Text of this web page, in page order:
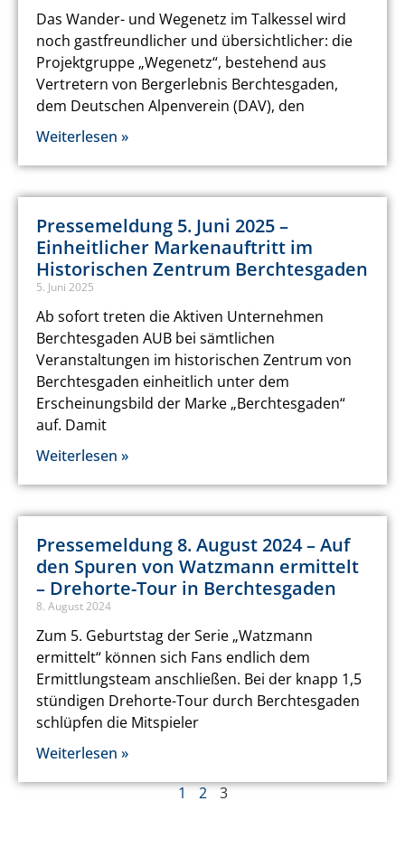
Das Wander- und Wegenetz im Talkessel wird
noch gastfreundlicher und übersichtlicher: die
Projektgruppe „Wegenetz“, bestehend aus
Vertretern von Bergerlebnis Berchtesgaden,
dem Deutschen Alpenverein (DAV), den
Weiterlesen »
Pressemeldung 5. Juni 2025 –
Einheitlicher Markenauftritt im
Historischen Zentrum Berchtesgaden
5. Juni 2025
Ab sofort treten die Aktiven Unternehmen
Berchtesgaden AUB bei sämtlichen
Veranstaltungen im historischen Zentrum von
Berchtesgaden einheitlich unter dem
Erscheinungsbild der Marke „Berchtesgaden“
auf. Damit
Weiterlesen »
Pressemeldung 8. August 2024 – Auf
den Spuren von Watzmann ermittelt
– Drehorte-Tour in Berchtesgaden
8. August 2024
Zum 5. Geburtstag der Serie „Watzmann
ermittelt“ können sich Fans endlich dem
Ermittlungsteam anschließen. Bei der knapp 1,5
stündigen Drehorte-Tour durch Berchtesgaden
schlüpfen die Mitspieler
Weiterlesen »
1
2 3